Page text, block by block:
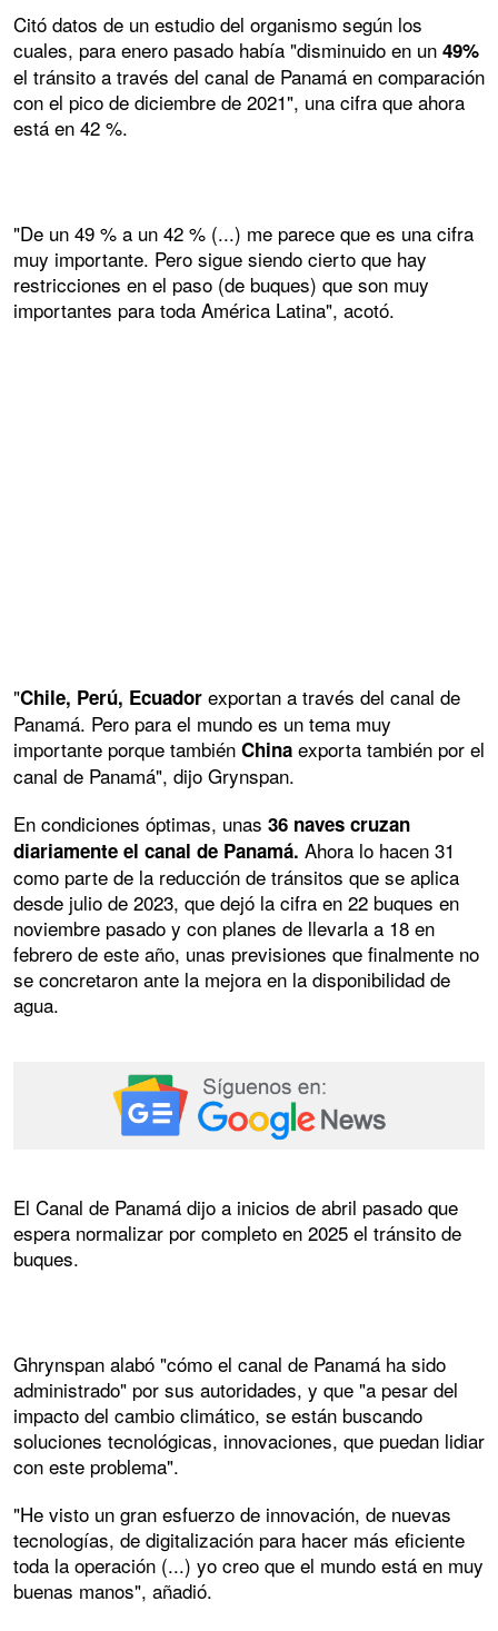
Citó datos de un estudio del organismo según los
cuales, para enero pasado había "disminuido en un 49%
el tránsito a través del canal de Panamá en comparación
con el pico de diciembre de 2021", una cifra que ahora
está en 42 %.
"De un 49 % a un 42 % (...) me parece que es una cifra
muy importante. Pero sigue siendo cierto que hay
restricciones en el paso (de buques) que son muy
importantes para toda América Latina", acotó.
"Chile, Perú, Ecuador exportan a través del canal de
Panamá. Pero para el mundo es un tema muy
importante porque también China exporta también por el
canal de Panamá", dijo Grynspan.
En condiciones óptimas, unas 36 naves cruzan
diariamente el canal de Panamá. Ahora lo hacen 31
como parte de la reducción de tránsitos que se aplica
desde julio de 2023, que dejó la cifra en 22 buques en
noviembre pasado y con planes de llevarla a 18 en
febrero de este año, unas previsiones que finalmente no
se concretaron ante la mejora en la disponibilidad de
agua.
El Canal de Panamá dijo a inicios de abril pasado que
espera normalizar por completo en 2025 el tránsito de
buques.
Ghrynspan alabó "cómo el canal de Panamá ha sido
administrado" por sus autoridades, y que "a pesar del
impacto del cambio climático, se están buscando
soluciones tecnológicas, innovaciones, que puedan lidiar
con este problema".
"He visto un gran esfuerzo de innovación, de nuevas
tecnologías, de digitalización para hacer más eficiente
toda la operación (...) yo creo que el mundo está en muy
buenas manos", añadió.